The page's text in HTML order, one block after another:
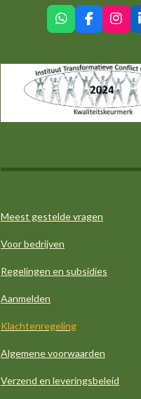
W
h
t
s
p
F
a
e
b
o
o
k
I
n
t
a
g
r
a
m
Meest gestelde vragen
Voor bedrijven
Regelingen en subsidies
Aanmelden
Klachtenregeling
Algemene voorwaarden
Verzend en leveringsbeleid